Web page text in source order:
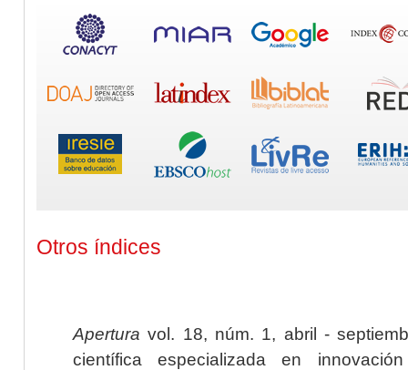
Otros índices
Apertura vol. 18, núm. 1, abril -
científica especializada en